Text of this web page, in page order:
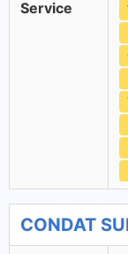
Service
CONDAT